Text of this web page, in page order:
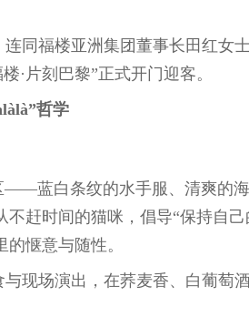
同福楼亚洲集团董事长田红女
·片刻巴黎”正式开门迎客。
哲学
——蓝白条纹的水手服、清爽的
赶时间的猫咪，倡导“保持自己
惬意与随性。
现场演出，在荞麦香、白葡萄